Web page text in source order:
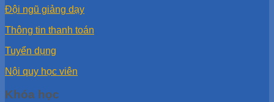
Đội ngũ giảng dạy
Thông tin thanh toán
Tuyển dụng
Nội quy học viên
Khóa học